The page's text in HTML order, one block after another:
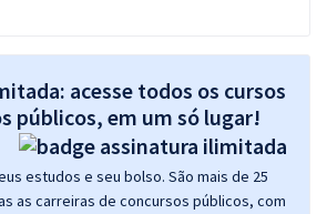
acesse todos os cursos
públicos, em um só lugar!
estudos e seu bolso. São mais de 25
as carreiras de concursos públicos, com